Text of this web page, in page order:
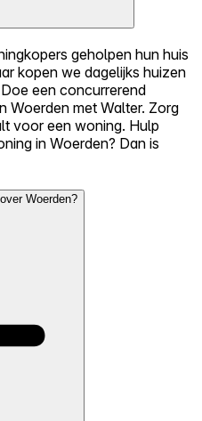
geholpen hun huis
kopen we dagelijks huizen
een concurrerend
Woerden met Walter. Zorg
voor een woning. Hulp
in Woerden? Dan is
Woerden?